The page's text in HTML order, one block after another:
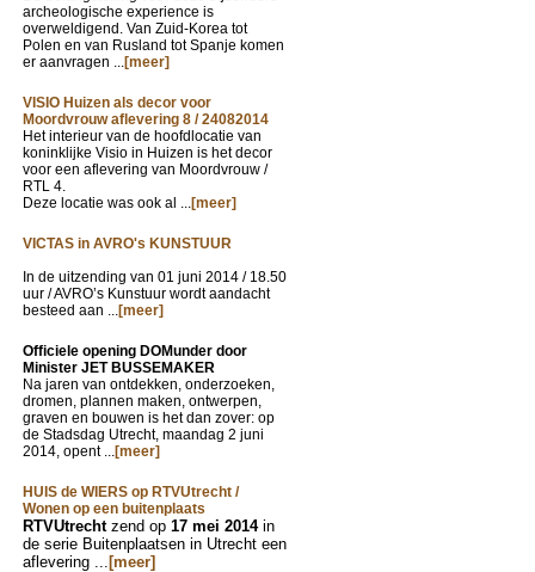
archeologische experience is
overweldigend. Van Zuid-Korea tot
Polen en van Rusland tot Spanje komen
er aanvragen ...[meer]
VISIO Huizen als decor voor
Moordvrouw aflevering 8 / 24082014
Het interieur van de hoofdlocatie van
koninklijke Visio in Huizen is het decor
voor een aflevering van Moordvrouw /
RTL 4.
Deze locatie was ook al ...[meer]
VICTAS in AVRO's KUNSTUUR
In de uitzending van 01 juni 2014 / 18.50
uur / AVRO’s Kunstuur wordt aandacht
besteed aan ...[meer]
Officiele opening DOMunder door
Minister JET BUSSEMAKER
Na jaren van ontdekken, onderzoeken,
dromen, plannen maken, ontwerpen,
graven en bouwen is het dan zover: op
de Stadsdag Utrecht, maandag 2 juni
2014, opent ...[meer]
HUIS de WIERS op RTVUtrecht /
Wonen op een buitenplaats
RTVUtrechtzend op 17 mei 2014 in
de serie Buitenplaatsen in Utrecht een
aflevering ... [meer]